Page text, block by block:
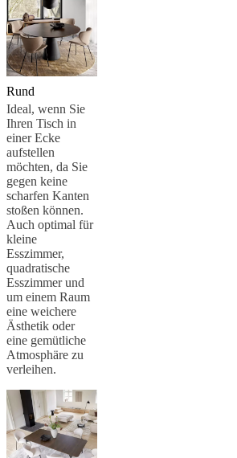
Rund
Ideal, wenn Sie
Ihren Tisch in
einer Ecke
aufstellen
möchten, da Sie
gegen keine
scharfen Kanten
stoßen können.
Auch optimal für
kleine
Esszimmer,
quadratische
Esszimmer und
um einem Raum
eine weichere
Ästhetik oder
eine gemütliche
Atmosphäre zu
verleihen.